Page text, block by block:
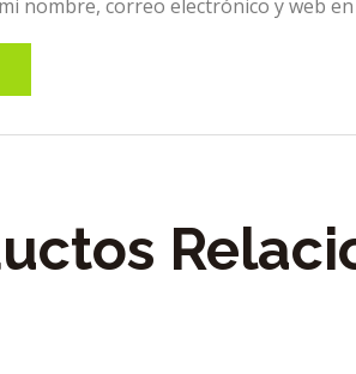
nombre, correo electrónico y web